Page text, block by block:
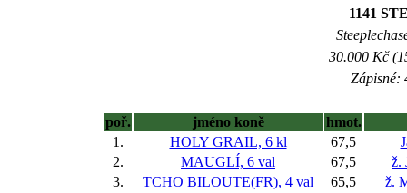
1141
30.000 Kč
Zápisné:
poř. jméno koně
hmot.
1.
HOLY GRAIL, 6 kl 67,5
2.
MAUGLÍ, 6 val 67,5
ž.
3.
TCHO BILOUTE(FR), 4 val 65,5
ž.